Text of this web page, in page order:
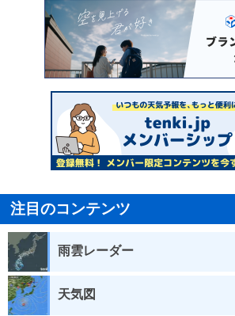
注目のコンテンツ
雨雲レーダー
天気図